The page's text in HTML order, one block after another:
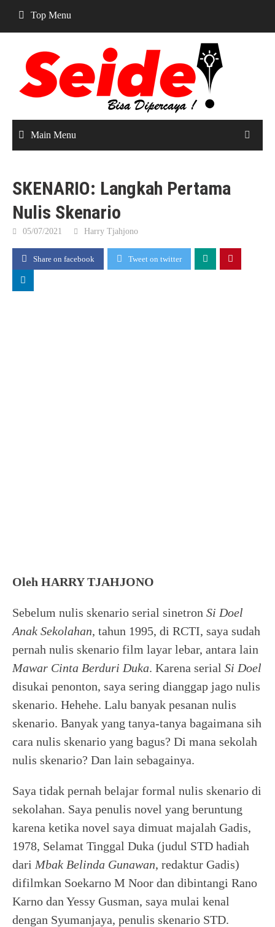
content
Top Menu
Main Menu
SKENARIO: Langkah Pertama
Nulis Skenario
05/07/2021 Harry Tjahjono
Share on facebook Tweet on twitter
Oleh HARRY TJAHJONO
Sebelum nulis skenario serial sinetron Si Doel
Anak Sekolahan, tahun 1995, di RCTI, saya sudah
pernah nulis skenario film layar lebar, antara lain
Mawar Cinta Berduri Duka. Karena serial Si Doel
disukai penonton, saya sering dianggap jago nulis
skenario. Hehehe. Lalu banyak pesanan nulis
skenario. Banyak yang tanya-tanya bagaimana sih
cara nulis skenario yang bagus? Di mana sekolah
nulis skenario? Dan lain sebagainya.
Saya tidak pernah belajar formal nulis skenario di
sekolahan. Saya penulis novel yang beruntung
karena ketika novel saya dimuat majalah Gadis,
1978, Selamat Tinggal Duka (judul STD hadiah
dari Mbak Belinda Gunawan, redaktur Gadis)
difilmkan Soekarno M Noor dan dibintangi Rano
Karno dan Yessy Gusman, saya mulai kenal
dengan Syumanjaya, penulis skenario STD.